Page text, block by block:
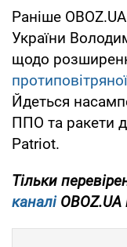
Раніше
України
щодо
Йдеться
ППО та ракети
Patriot.
Тільки
каналіOBOZ.UA